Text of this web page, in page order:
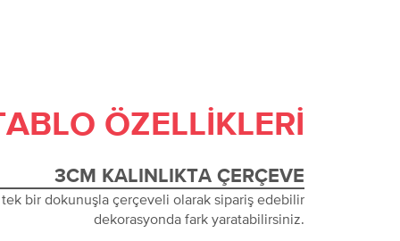
ÖZELLIKLERI
3CM KALINLIKTA ÇERÇEVE
tek bir dokunuşla çerçeveli olarak sipariş edebilir
dekorasyonda fark yaratabilirsiniz.